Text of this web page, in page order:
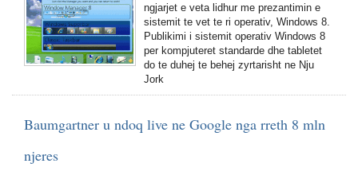
ngjarjet e veta lidhur me prezantimin e
sistemit te vet te ri operativ, Windows 8.
Publikimi i sistemit operativ Windows 8
per kompjuteret standarde dhe tabletet
do te duhej te behej zyrtarisht ne Nju
Jork
Baumgartner u ndoq live ne Google nga rreth 8 mln
njeres